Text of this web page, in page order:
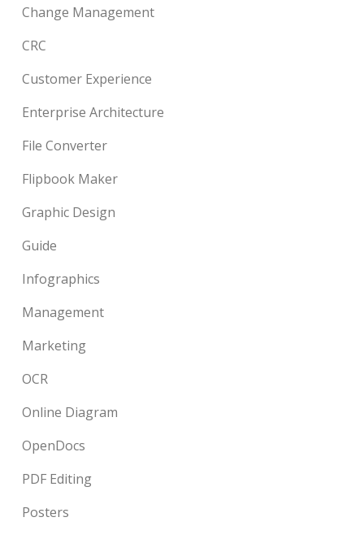
Change Management
CRC
Customer Experience
Enterprise Architecture
File Converter
Flipbook Maker
Graphic Design
Guide
Infographics
Management
Marketing
OCR
Online Diagram
OpenDocs
PDF Editing
Posters